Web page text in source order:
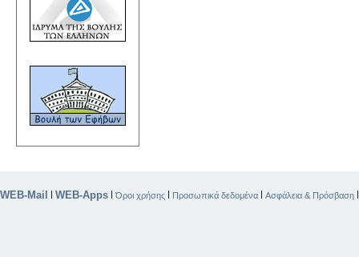
WEB-Mail WEB-Apps |Όροι χρήσης Προσωπικά δεδομένα Ασφάλεια & Πρόσβαση